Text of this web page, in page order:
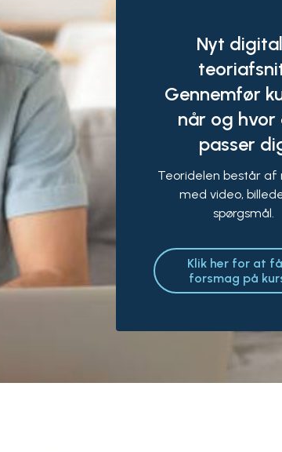
Nyt
Gennemfør
når og hvor
passer
Teoridelen består af
med video,
spørgsmål.
Klik her for at
forsmag på